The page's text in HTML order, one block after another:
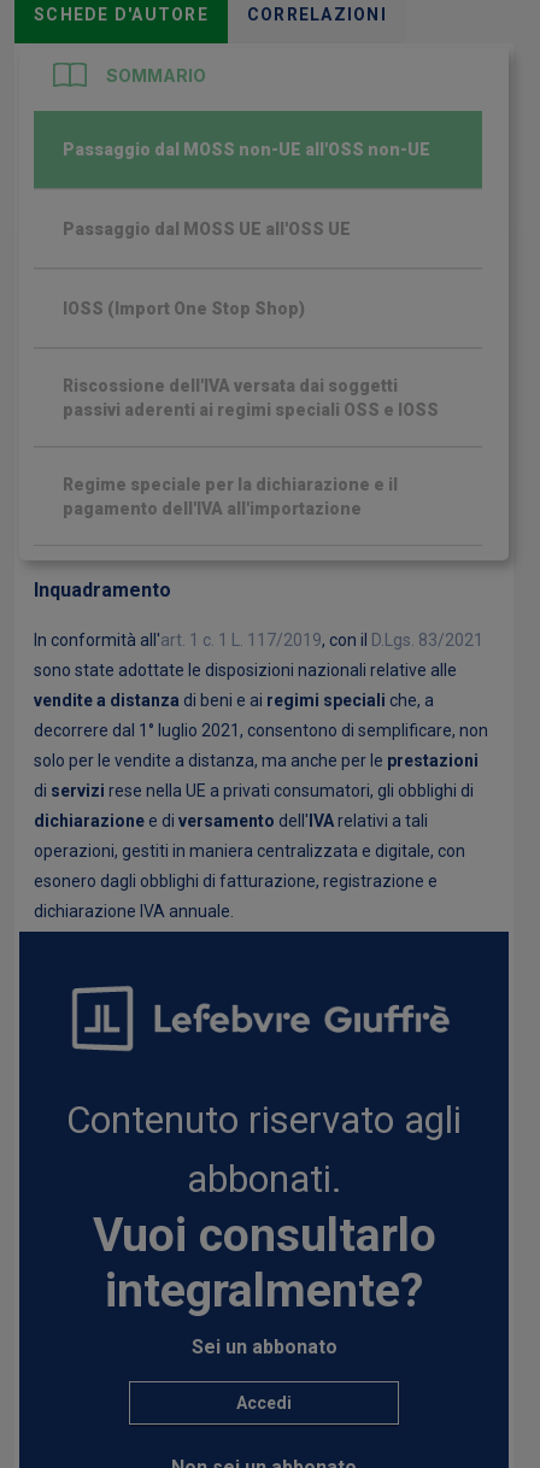
SCHEDE D'AUTORE CORRELAZIONI
SOMMARIO
Passaggio dal MOSS non-UE all'OSS non-UE
Passaggio dal MOSS UE all'OSS UE
IOSS (Import One Stop Shop)
Riscossione dell'IVA versata dai soggetti
passivi aderenti ai regimi speciali OSS e IOSS
Regime speciale per la dichiarazione e il
pagamento dell'IVA all'importazione
Inquadramento
In conformità all'art. 1 c. 1 L. 117/2019, con il D.Lgs. 83/2021
sono state adottate le disposizioni nazionali relative alle
vendite a distanza di beni e ai regimi speciali che, a
decorrere dal 1° luglio 2021, consentono di semplificare, non
solo per le vendite a distanza, ma anche per le prestazioni
di servizi rese nella UE a privati consumatori, gli obblighi di
dichiarazione e di versamento dell' IVArelativi a tali
operazioni, gestiti in maniera centralizzata e digitale, con
esonero dagli obblighi di fatturazione, registrazione e
dichiarazione IVA annuale.
Contenuto riservato agli
abbonati.
Vuoi consultarlo
integralmente?
Sei un abbonato
Accedi